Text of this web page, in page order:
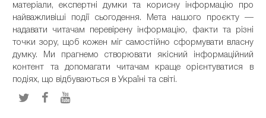
матеріали, експертні думки та корисну інформацію про
найважливіші події сьогодення. Мета нашого проєкту —
надавати читачам перевірену інформацію, факти та різні
точки зору, щоб кожен міг самостійно сформувати власну
думку. Ми прагнемо створювати якісний інформаційний
контент та допомагати читачам краще орієнтуватися в
подіях, що відбуваються в Україні та світі.